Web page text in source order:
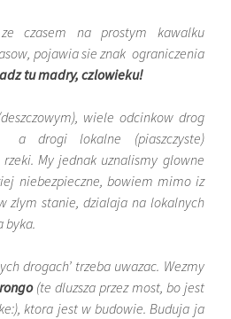
czasem na prostym kawalku
pojawia sie znak ograniczenia
tu madry, czlowieku!
wiele odcinkow drog
a drogi lokalne (piaszczyste)
My jednak uznalismy glowne
niebezpieczne, bowiem mimo iz
zlym stanie, dzialaja na lokalnych
byka.
drogach’ trzeba uwazac. Wezmy
(te dluzsza przez most, bo jest
ktora jest w budowie. Buduja ja